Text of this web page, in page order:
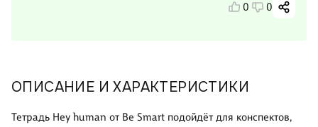
ОПИСАНИЕ И ХАРАКТЕРИСТИКИ
Тетрадь Hey human от Be Smart подойдёт для конспектов,
0 0